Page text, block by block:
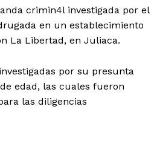
crimin4l investigada por el
en un establecimiento
La Libertad, en Juliaca.
por su presunta
edad, las cuales fueron
las diligencias